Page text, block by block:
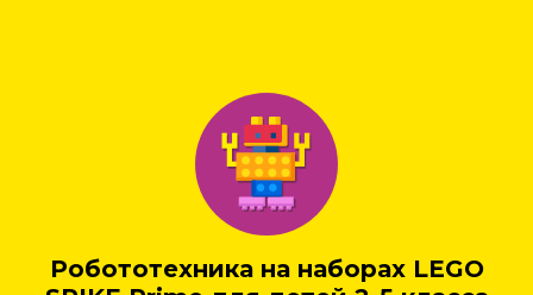
Робототехника на наборах LEGO